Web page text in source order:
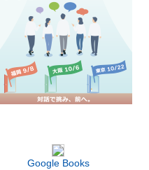
Google Books